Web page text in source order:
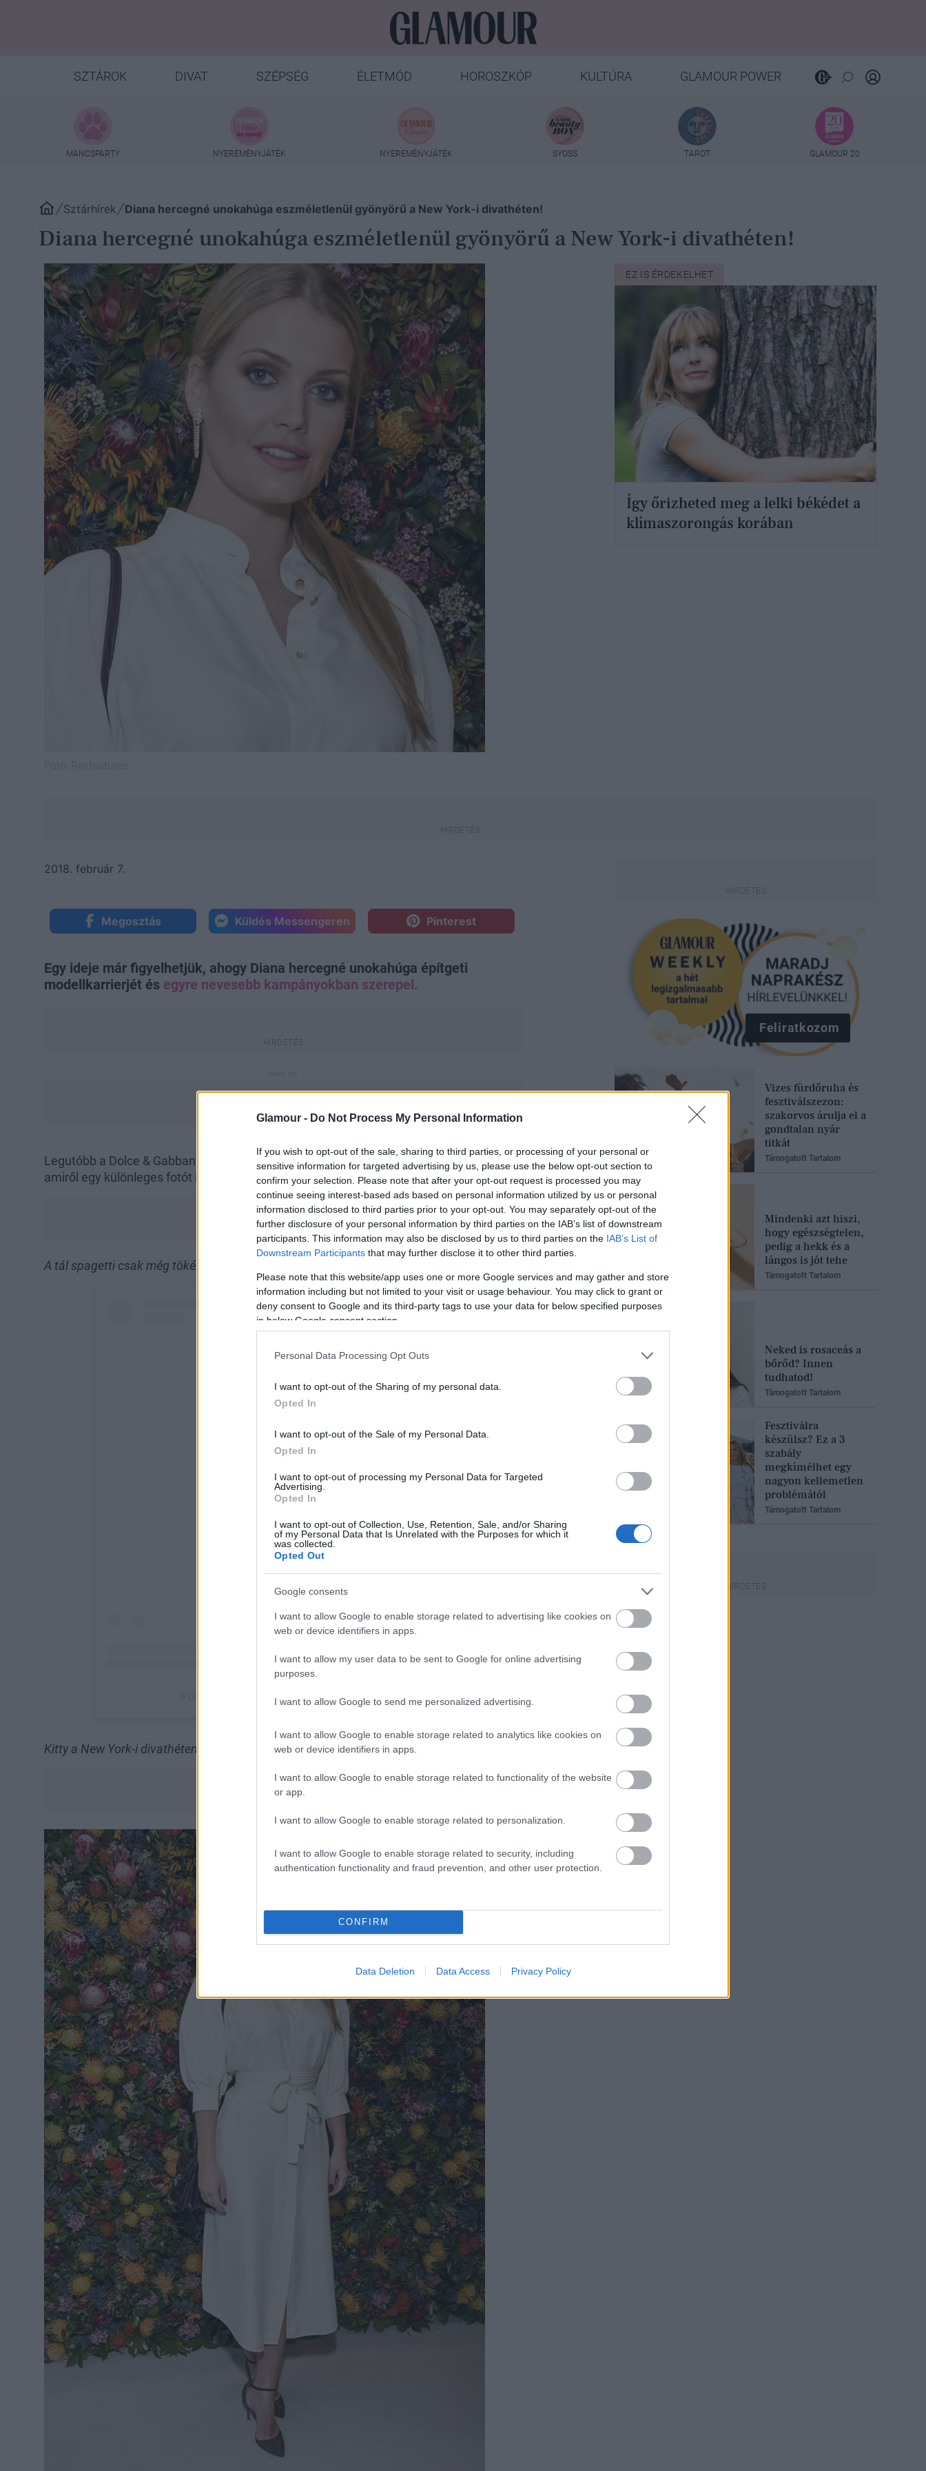
Glamour - Do Not Process My Personal Information
If you wish to opt-out of the sale, sharing to third parties, or processing of your personal or
sensitive information for targeted advertising by us, please use the below opt-out section to
confirm your selection. Please note that after your opt-out request is processed you may
continue seeing interest-based ads based on personal information utilized by us or personal
information disclosed to third parties prior to your opt-out. You may separately opt-out of the
further disclosure of your personal information by third parties on the IAB’s list of downstream
participants. This information may also be disclosed by us to third parties on the IAB’s List of
Downstream Participants that may further disclose it to other third parties.
Please note that this website/app uses one or more Google services and may gather and store
information including but not limited to your visit or usage behaviour. You may click to grant or
deny consent to Google and its third-party tags to use your data for below specified purposes
in below Google consent section.
Personal Data Processing Opt Outs
I want to opt-out of the Sharing of my personal data.
Opted In
I want to opt-out of the Sale of my Personal Data.
Opted In
I want to opt-out of processing my Personal Data for Targeted
Advertising.
Opted In
I want to opt-out of Collection, Use, Retention, Sale, and/or Sharing
of my Personal Data that Is Unrelated with the Purposes for which it
was collected.
Opted Out
Google consents
I want to allow Google to enable storage related to advertising like cookies on
web or device identifiers in apps.
I want to allow my user data to be sent to Google for online advertising
purposes.
I want to allow Google to send me personalized advertising.
I want to allow Google to enable storage related to analytics like cookies on
web or device identifiers in apps.
I want to allow Google to enable storage related to functionality of the website
or app.
I want to allow Google to enable storage related to personalization.
I want to allow Google to enable storage related to security, including
authentication functionality and fraud prevention, and other user protection.
CONFIRM
Data Deletion Data Access Privacy Policy
SZTÁROK DIVAT SZÉPSÉG ÉLETMÓD HOROSZKÓP KULTÚRA GLAMOUR POWER
MANCSPARTY NYEREMÉNYJÁTÉK NYEREMÉNYJÁTÉK SYOSS TAROT GLAMOUR 20
Sztárhírek Diana hercegné unokahúga eszméletlenül gyönyörű a New York-i divathéten!
Diana hercegné unokahúga eszméletlenül gyönyörű a New York-i divathéten!
EZ IS ÉRDEKELHET
Így őrizheted meg a lelki békédet a
klímaszorongás korában
2018. február 7.
Megosztás Küldés Messengeren Pinterest
Egy ideje már figyelhetjük, ahogy Diana hercegné unokahúga építgeti
modellkarrierjét és egyre nevesebb kampányokban szerepel.
Legutóbb a Dolce & Gabbana tavaszi-nyári napszemüveg kollekciójának arca lett,
amiről egy különleges fotót is megosztott Instagramján.
A tál spagetti csak még tökéletesebbé teszi az összhatást!
Kitty a New York-i divathéten is megjelent!
Feliratkozom
Vizes fürdőruha és
fesztiválszezon:
szakorvos árulja el a
gondtalan nyár
titkát
Támogatott Tartalom
Mindenki azt hiszi,
hogy egészségtelen,
pedig a hekk és a
lángos is jót tehe
Támogatott Tartalom
Neked is rosaceás a
bőrőd? Innen
tudhatod!
Támogatott Tartalom
Fesztiválra
készülsz? Ez a 3
szabály
megkímélhet egy
nagyon kellemetlen
problémától
Támogatott Tartalom